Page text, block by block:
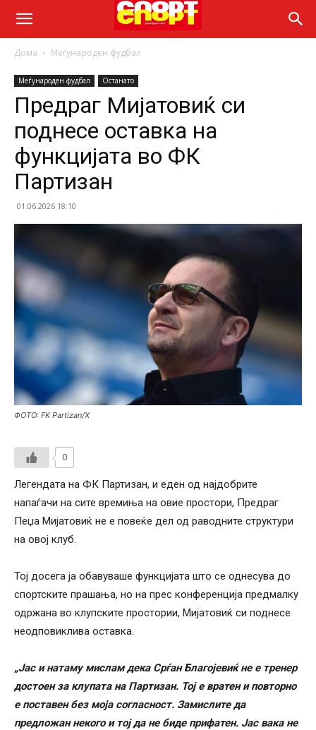
Дома Меѓународен фудбал
Меѓународен фудбал Останато
Предраг Мијатовиќ си
поднесе оставка на
функцијата во ФК
Партизан
01.06.2026 18:10
ФОТО: FK Partizan/X
0
Легендата на ФК Партизан, и еден од најдобрите
напаѓачи на сите времиња на овие простори, Предраг
Пеџа Мијатовиќ не е повеќе дел од раводните структури
на овој клуб.
Тој досега ја обавуваше функцијата што се однесува до
спортските прашања, но на прес конференција предмалку
одржана во клупските простории, Мијатовиќ си поднесе
неодповиклива оставка.
„Јас и натаму мислам дека Срѓан Благојевиќ не е тренер
достоен за клупата на Партизан. Тој е вратен и повторно
е поставен без моја согласност. Замислите да
предложан некого и тој да не биде прифатен. Јас вака не